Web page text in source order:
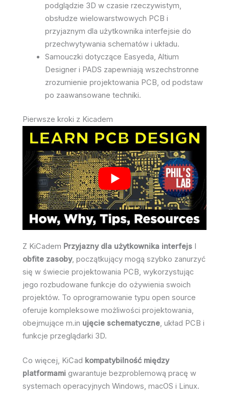
podglądzie 3D w czasie rzeczywistym,
obsłudze wielowarstwowych PCB i
przyjaznym dla użytkownika interfejsie do
przechwytywania schematów i układu.
Samouczki dotyczące Easyeda, Altium
Designer i PADS zapewniają wszechstronne
zrozumienie projektowania PCB, od podstaw
po zaawansowane techniki.
Pierwsze kroki z Kicadem
Z KiCadem Przyjazny dla użytkownika interfejs I
obfite zasoby, początkujący mogą szybko zanurzyć
się w świecie projektowania PCB, wykorzystując
jego rozbudowane funkcje do ożywienia swoich
projektów. To oprogramowanie typu open source
oferuje kompleksowe możliwości projektowania,
obejmujące m.in ujęcie schematyczne, układ PCB i
funkcje przeglądarki 3D.
Co więcej, KiCad kompatybilność między
platformami gwarantuje bezproblemową pracę w
systemach operacyjnych Windows, macOS i Linux.